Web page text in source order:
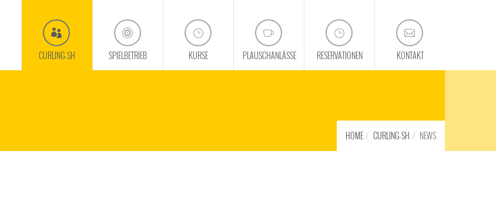
CURLING-SH SPIELBETRIEB KURSE PLAUSCHANLÄSSE RESERVATIONEN KONTAKT
HOME CURLING-SH NEWS